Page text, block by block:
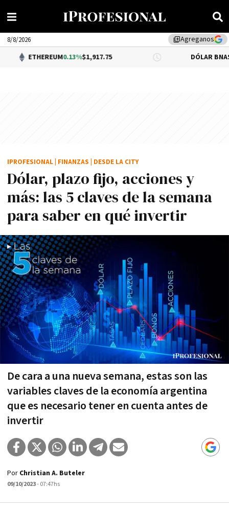
library_addAgreganos
8/8/2026
0.13%$1,917.75 DÓLAR BNA $1,520.00
Dólar, plazo fijo, acciones y
más: las 5 claves de la semana
para saber en qué invertir
De cara a una nueva semana, estas son las
variables claves de la economía argentina
que es necesario tener en cuenta antes de
invertir
IPROFESIONAL FINANZAS DESDE LA CITY
Por Christian A. Buteler
09/10/2023- 07:47hs